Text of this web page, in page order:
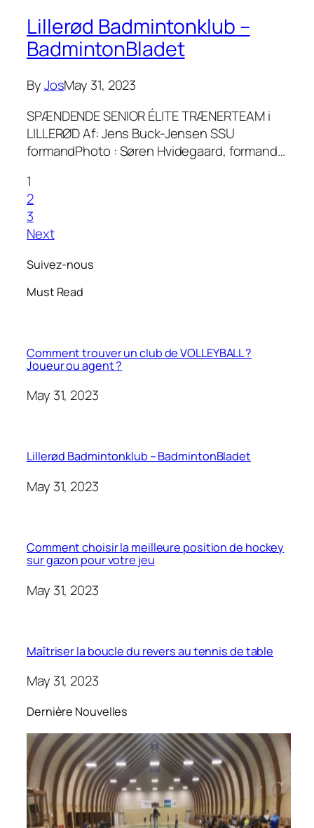
Lillerød Badmintonklub –
BadmintonBladet
ByJosMay 31, 2023
SPÆNDENDE SENIOR ÉLITE TRÆNERTEAM i
LILLERØD Af: Jens Buck-Jensen SSU
formandPhoto : Søren Hvidegaard, formand…
1
2
3
Next
Suivez-nous
Must Read
Comment trouver un club de VOLLEYBALL ?
Joueur ou agent ?
May 31, 2023
Lillerød Badmintonklub – BadmintonBladet
May 31, 2023
Comment choisir la meilleure position de hockey
sur gazon pour votre jeu
May 31, 2023
Maîtriser la boucle du revers au tennis de table
May 31, 2023
Dernière Nouvelles